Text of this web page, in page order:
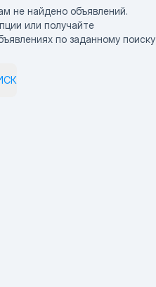
не найдено объявлений.
или получайте
по заданному поиску